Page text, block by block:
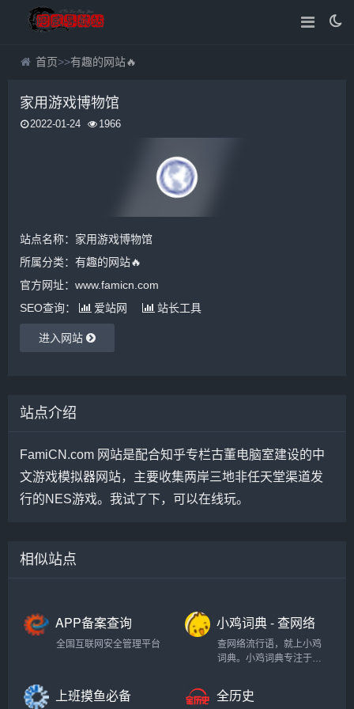
首页>>有趣的网站🔥
家用游戏博物馆
2022-01-24 1966
站点名称：家用游戏博物馆
所属分类： 有趣的网站🔥
官方网址：www.famicn.com
SEO查询：
爱站网 站长工具
进入网站
站点介绍
FamiCN.com 网站是配合知乎专栏古董电脑室建设的中
文游戏模拟器网站，主要收集两岸三地非任天堂渠道发
行的NES游戏。我试了下，可以在线玩。
相似站点
APP备案查询
全国互联网安全管理平台
小鸡词典 - 查网络
流行语，就上小
鸡词典
查网络流行语，就上小鸡
词典。小鸡词典专注于网
以最快的速度在全网捕捉
当下的网络热词。以简单
上班摸鱼必备
全历史